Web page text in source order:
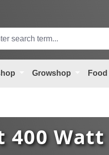
Growshop
400